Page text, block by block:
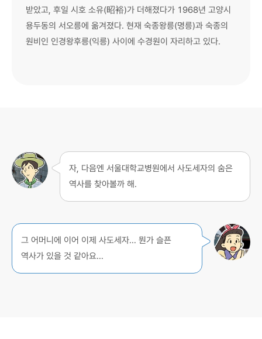
받았고, 후일 시호 소유(昭裕)가 더해졌다가 1968년 고양시
용두동의 서오릉에 옮겨졌다. 현재 숙종왕릉(명릉)과 숙종의
원비인 인경왕후릉(익릉) 사이에 수경원이 자리하고 있다.
자, 다음엔 서울대학교병원에서 사도세자의 숨은
역사를 찾아볼까 해.
그 어머니에 이어 이제 사도세자… 뭔가 슬픈
역사가 있을 것 같아요…